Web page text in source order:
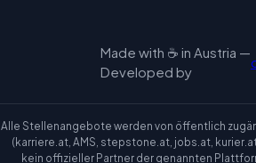
Made with ☕ in Austria —
Developed by
Alle Stellenangebote werden von öffentlich
(karriere.at, AMS, stepstone.at, jobs.at,
kein offizieller Partner der genannten